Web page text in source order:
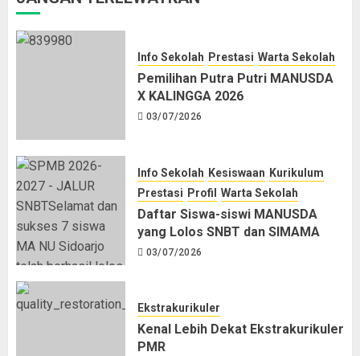
Info Sekolah Prestasi Warta Sekolah
Pemilihan Putra Putri MANUSDA
X KALINGGA 2026
03/07/2026
Info Sekolah Kesiswaan Kurikulum
Prestasi Profil Warta Sekolah
Daftar Siswa-siswi MANUSDA
yang Lolos SNBT dan SIMAMA
03/07/2026
Ekstrakurikuler
Kenal Lebih Dekat Ekstrakurikuler
PMR